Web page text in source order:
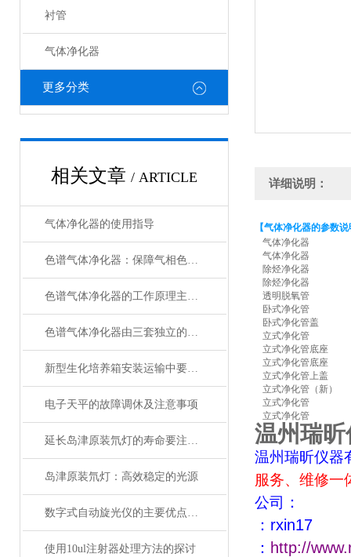
衬管
气体净化器
更多分类
相关文章 / ARTICLE
气体净化器的使用指导
色谱气体净化器：保障气相色谱分析的关键设备
色谱气体净化器的工作原理主要基于吸附、化学反应或热解等方式
色谱气体净化器由三套独立的气路流程构成
新型生化培养箱安装运输中要注意什么呢？
电子天平的故障调休及注意事项
延长岛津原装氘灯的寿命要注意哪些？
岛津原装氘灯：高效稳定的光源
数字式自动旋光仪的主要优点是测量精度高、操作简便、自动化程度高
使用10ul注射器处理方法的探讨
详细说明：
【气体净化器的参数
气体净化器
气体净化器
除烃净化器
除烃净化器
透明脱氧管
卧式净化管
卧式净化管盖
立式净化管
立式净化管底座
立式净化管底座
立式净化管上盖
立式净化管（新）
立式净化管
立式净化管
温州瑞
温州瑞昕仪器
服务、维修一
公司 ：
： rxin17
： http://